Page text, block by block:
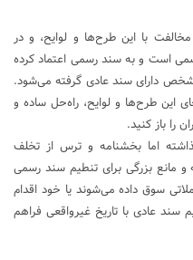
با این طرح‌ها و لوایح، و در
است و به سند رسمی اعتماد کرده
دارای سند عادی گرفته می‌شود.
این طرح‌ها و لوایح، راه‌حل ساده و
را باز کنید.
اما بخشنامه و ترس از تخلف
و مانع بزرگی برای تنطیم سند رسمی
سوق داده می‌شوند یا خود اقدام
عادی با تاریخ غیرواقعی فراهم